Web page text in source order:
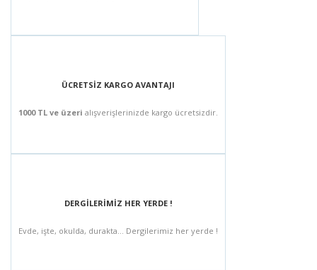
ÜCRETSİZ KARGO AVANTAJI
1000 TL ve üzeri alışverişlerinizde kargo ücretsizdir.
DERGİLERİMİZ HER YERDE !
Evde, işte, okulda, durakta... Dergilerimiz her yerde !